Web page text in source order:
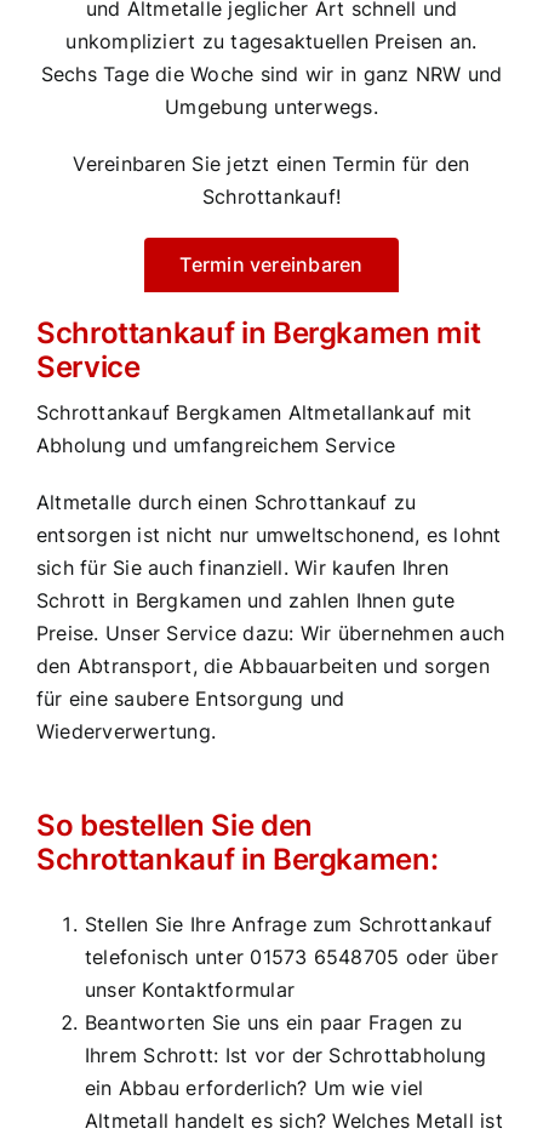
und Altmetalle jeglicher Art schnell und
unkompliziert zu tagesaktuellen Preisen an.
Sechs Tage die Woche sind wir in ganz NRW und
Umgebung unterwegs.
Vereinbaren Sie jetzt einen Termin für den
Schrottankauf!
Termin vereinbaren
Schrottankauf in Bergkamen mit
Service
Schrottankauf Bergkamen Altmetallankauf mit
Abholung und umfangreichem Service
Altmetalle durch einen Schrottankauf zu
entsorgen ist nicht nur umweltschonend, es lohnt
sich für Sie auch finanziell. Wir kaufen Ihren
Schrott in Bergkamen und zahlen Ihnen gute
Preise. Unser Service dazu: Wir übernehmen auch
den Abtransport, die Abbauarbeiten und sorgen
für eine saubere Entsorgung und
Wiederverwertung.
So bestellen Sie den
Schrottankauf in Bergkamen:
Stellen Sie Ihre Anfrage zum Schrottankauf
telefonisch unter 01573 6548705 oder über
unser Kontaktformular
Beantworten Sie uns ein paar Fragen zu
Ihrem Schrott: Ist vor der Schrottabholung
ein Abbau erforderlich? Um wie viel
Altmetall handelt es sich? Welches Metall ist